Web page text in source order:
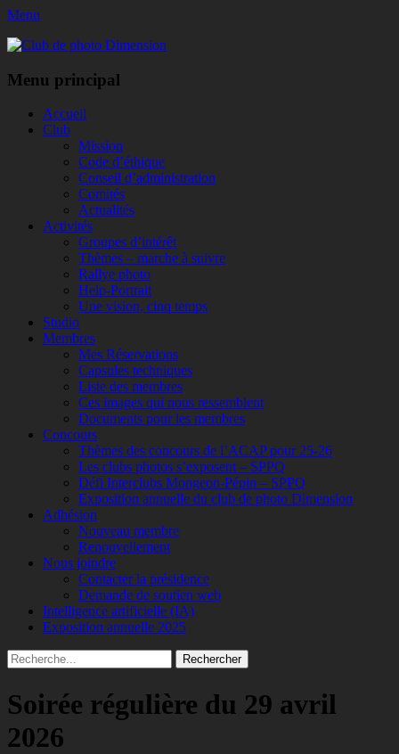
Menu
Club de photo Dimension
Menu principal
Aller
Accueil
Club
Mission
Code d’éthique
Conseil d’administration
Comités
Actualités
Activités
Groupes d’intérêt
Thèmes – marche à suivre
Rallye photo
Help-Portrait
Une vision, cinq temps
Studio
Membres
Mes Réservations
Capsules techniques
Liste des membres
Ces images qui nous ressemblent
Documents pour les membres
Concours
Thèmes des concours de l’ACAP pour 25-26
Les clubs photos s’exposent – SPPQ
Défi Interclubs Mongeon-Pépin – SPPQ
Exposition annuelle du club de photo Dimension
Adhésion
Nouveau membre
Renouvellement
Nous joindre
Contacter la présidence
Demande de soutien web
Intelligence artificielle (IA)
Exposition annuelle 2025
Recherche
Rechercher :
Soirée régulière du 29 avril
2026